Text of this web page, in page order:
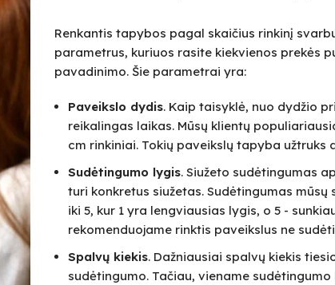
Renkantis tapybos pagal skaičius rinkinį
parametrus, kuriuos rasite kiekvienos prekės
pavadinimo. Šie parametrai yra:
Paveikslo dydis. Kaip taisyklė, nuo dydžio
reikalingas laikas. Mūsų klientų
cm rinkiniai. Tokių paveikslų tapyba užtruks
Sudėtingumo lygis. Siužeto sudėtingumas
turi konkretus siužetas. Sudėtingumas mūsų
iki 5, kur 1 yra lengviausias lygis, o 5 -
rekomenduojame rinktis paveikslus ne
Spalvų kiekis. Dažniausiai spalvų kiekis
sudėtingumo. Tačiau, viename